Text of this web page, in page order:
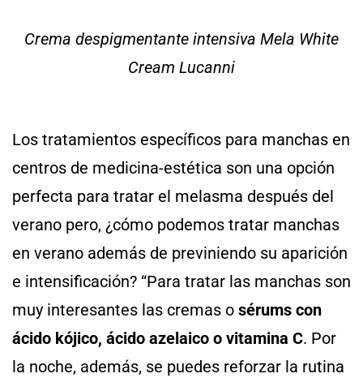
Crema despigmentante intensiva Mela White
Cream Lucanni
Los tratamientos específicos para manchas en
centros de medicina-estética son una opción
perfecta para tratar el melasma después del
verano pero, ¿cómo podemos tratar manchas
en verano además de previniendo su aparición
e intensificación? “Para tratar las manchas son
muy interesantes las cremas o sérums con
ácido kójico, ácido azelaico o vitamina C. Por
la noche, además, se puedes reforzar la rutina